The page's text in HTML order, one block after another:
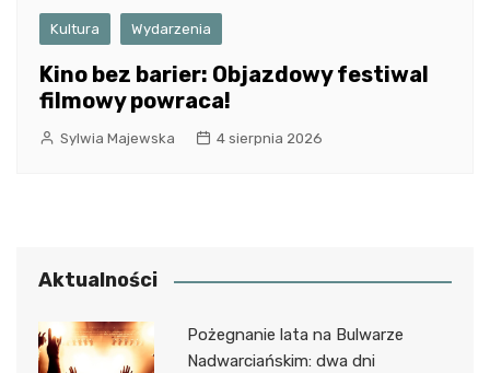
Kultura Wydarzenia
Kino bez barier: Objazdowy festiwal
filmowy powraca!
Sylwia Majewska 4 sierpnia 2026
Aktualności
Pożegnanie lata na Bulwarze
Nadwarciańskim: dwa dni